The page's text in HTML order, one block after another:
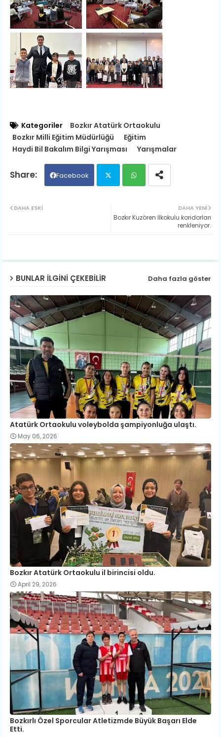
Kategoriler
Bozkır Atatürk Ortaokulu
Bozkır Milli Eğitim Müdürlüğü
Eğitim
Haydi Bil Bakalım Bilgi Yarışması
Yarışmalar
Facebook
ats
p
DAHA YENI
​Bozkır Kuzören İlkokulu koridorları
renkleniyor.
DAHA ESKI
BUNLAR ILGINI ÇEKEBILIR Daha fazla göster
Atatürk Ortaokulu voleybolda şampiyonluğa ulaştı.
May 06, 2026
Bozkır Atatürk Ortaokulu il birincisi oldu.
April 29, 2026
Bozkırlı Özel Sporcular Atletizmde Büyük Başarı Elde
Etti.